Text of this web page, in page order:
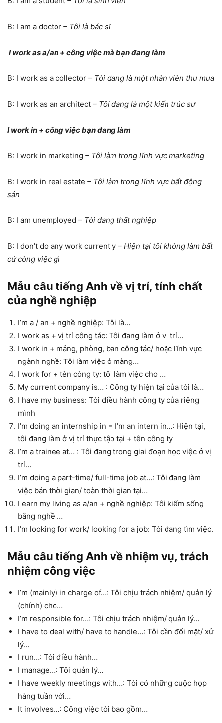
B: I am a doctor – Tôi là bác sĩ
I work as a/an + công việc mà bạn đang làm
B: I work as a collector – Tôi đang là một nhân viên thu mua
B: I work as an architect – Tôi đang là một kiến trúc sư
I work in + công việc bạn đang làm
B: I work in marketing – Tôi làm trong lĩnh vực marketing
B: I work in real estate – Tôi làm trong lĩnh vực bất động
sản
B: I am unemployed – Tôi đang thất nghiệp
B: I don’t do any work currently – Hiện tại tôi không làm bất
cứ công việc gì
Mẫu câu tiếng Anh về vị trí, tính chất
của nghề nghiệp
I’m a / an + nghề nghiệp: Tôi là…
I work as + vị trí công tác: Tôi đang làm ở vị trí…
I work in + mảng, phòng, ban công tác/ hoặc lĩnh vực
ngành nghề: Tôi làm việc ở màng…
I work for + tên công ty: tôi làm việc cho …
My current company is… : Công ty hiện tại của tôi là…
I have my business: Tôi điều hành công ty của riêng
mình
I’m doing an internship in = I’m an intern in…: Hiện tại,
tôi đang làm ở vị trí thực tập tại + tên công ty
I’m a trainee at… : Tôi đang trong giai đoạn học việc ở vị
trí…
I’m doing a part-time/ full-time job at…: Tôi đang làm
việc bán thời gian/ toàn thời gian tại…
I earn my living as a/an + nghề nghiệp: Tôi kiếm sống
bằng nghề …
I’m looking for work/ looking for a job: Tôi đang tìm việc.
Mẫu câu tiếng Anh về nhiệm vụ, trách
nhiệm công việc
I’m (mainly) in charge of…: Tôi chịu trách nhiệm/ quản lý
(chính) cho…
I’m responsible for…: Tôi chịu trách nhiệm/ quản lý…
I have to deal with/ have to handle…: Tôi cần đối mặt/ xử
lý…
I run…: Tôi điều hành…
I manage…: Tôi quản lý…
I have weekly meetings with…: Tôi có những cuộc họp
hàng tuần với…
It involves…: Công việc tôi bao gồm…